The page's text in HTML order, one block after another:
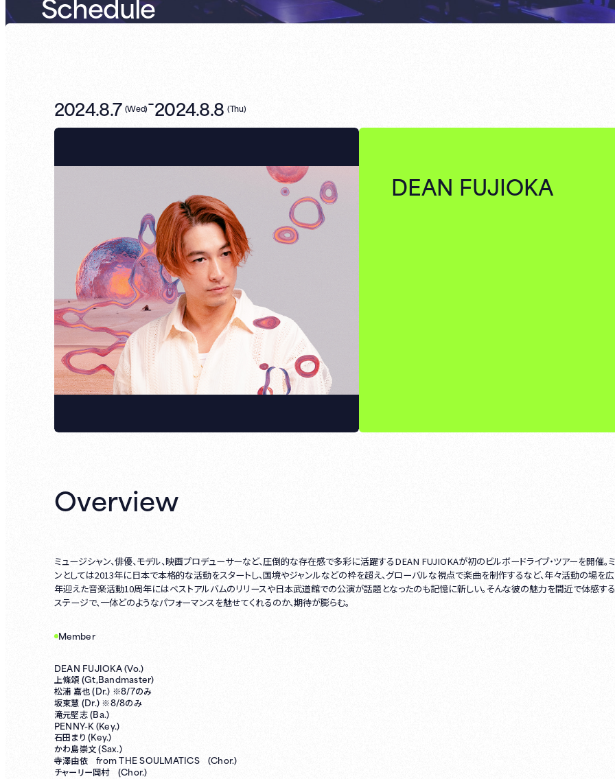
2024.8.7 (Wed)-2024.8.8 (Thu)
DEAN FUJIOKA
Overview
ミュージシャン、俳優、モデル、映画プロデューサーなど、圧倒的な存在感で多彩に活躍するDEAN FUJIOKAが初のビルボードライブ・ツアーを開催。
ンとしては2013年に日本で本格的な活動をスタートし、国境やジャンルなどの枠を超え、グローバルな視点で楽曲を制作するなど、年々活動の場を広
年迎えた音楽活動10周年にはベストアルバムのリリースや日本武道館での公演が話題となったのも記憶に新しい。そんな彼の魅力を間近で体感す
ステージで、一体どのようなパフォーマンスを魅せてくれるのか、期待が膨らむ。
Member
DEAN FUJIOKA (Vo.)
上條頌 (Gt,Bandmaster)
松浦 嘉也 (Dr.) ※8/7のみ
坂東慧 (Dr.) ※8/8のみ
滝元堅志 (Ba.)
PENNY-K (Key.)
石田まり (Key.)
かわ島崇⽂ (Sax.)
寺澤由依from THE SOULMATICS (Chor.)
チャーリー岡村 (Chor.)